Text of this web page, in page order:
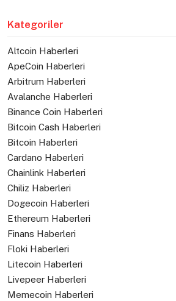
Kategoriler
Altcoin Haberleri
ApeCoin Haberleri
Arbitrum Haberleri
Avalanche Haberleri
Binance Coin Haberleri
Bitcoin Cash Haberleri
Bitcoin Haberleri
Cardano Haberleri
Chainlink Haberleri
Chiliz Haberleri
Dogecoin Haberleri
Ethereum Haberleri
Finans Haberleri
Floki Haberleri
Litecoin Haberleri
Livepeer Haberleri
Memecoin Haberleri